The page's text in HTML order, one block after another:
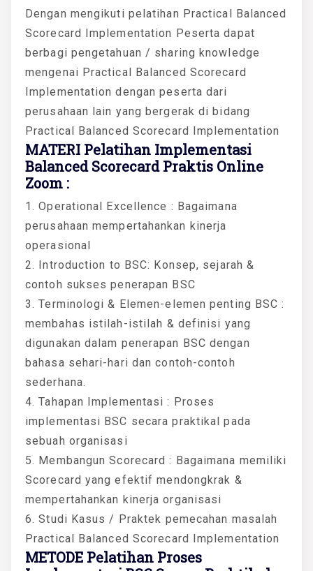
Dengan mengikuti pelatihan Practical Balanced
Scorecard Implementation Peserta dapat
berbagi pengetahuan / sharing knowledge
mengenai Practical Balanced Scorecard
Implementation dengan peserta dari
perusahaan lain yang bergerak di bidang
Practical Balanced Scorecard Implementation
MATERI Pelatihan Implementasi
Balanced Scorecard Praktis Online
Zoom :
1. Operational Excellence : Bagaimana
perusahaan mempertahankan kinerja
operasional
2. Introduction to BSC: Konsep, sejarah &
contoh sukses penerapan BSC
3. Terminologi & Elemen-elemen penting BSC :
membahas istilah-istilah & definisi yang
digunakan dalam penerapan BSC dengan
bahasa sehari-hari dan contoh-contoh
sederhana.
4. Tahapan Implementasi : Proses
implementasi BSC secara praktikal pada
sebuah organisasi
5. Membangun Scorecard : Bagaimana memiliki
Scorecard yang efektif mendongkrak &
mempertahankan kinerja organisasi
6. Studi Kasus / Praktek pemecahan masalah
Practical Balanced Scorecard Implementation
METODE Pelatihan Proses